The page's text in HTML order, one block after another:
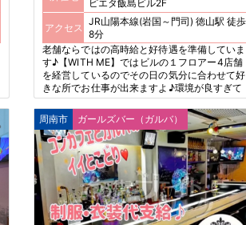
ピエタ飯島ビル2F
アクセス
JR山陽本線(岩国～門司) 徳山駅 徒歩
8分
老舗ならではの高時給と好待遇を準備していま
す♪【WITH ME】ではビルの１フロアー4店舗
を経営しているのでその日の気分に合わせて好
きな所でお仕事が出来ますよ♪環境が良すぎて
平均4年くらい働いてくれています、是非この
良環境で私達と頑張ってみましょう♪
周南市 ガールズバー（ガルバ）